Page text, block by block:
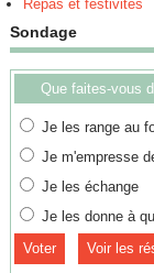
Repas et festivités
Sondage
Que faites-vous
Je les range au
Je m'empresse
Je les échange
Je les donne à
Voir les